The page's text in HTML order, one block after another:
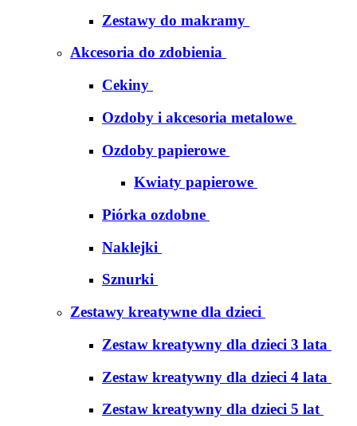
Zestawy do makramy
Akcesoria do zdobienia
Cekiny
Ozdoby i akcesoria metalowe
Ozdoby papierowe
Kwiaty papierowe
Piórka ozdobne
Naklejki
Sznurki
Zestawy kreatywne dla dzieci
Zestaw kreatywny dla dzieci 3 lata
Zestaw kreatywny dla dzieci 4 lata
Zestaw kreatywny dla dzieci 5 lat